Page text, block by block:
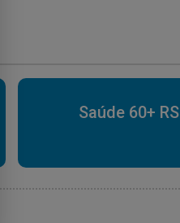
Saúde 60+ RS